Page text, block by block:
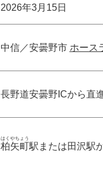
2026年3月15日
中信／安曇野市 ホース
長野道安曇野ICから直
柏矢町
はくやちょう
駅または田沢駅